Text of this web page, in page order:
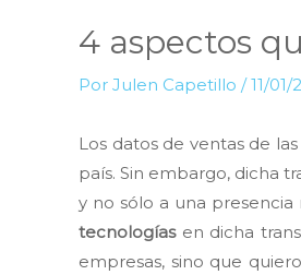
4 aspectos
Por Julen Capetillo /11/01/
Los datos de ventas de las
país. Sin embargo, dicha
y no sólo a una
tecnologías en dicha
empresas, sino que